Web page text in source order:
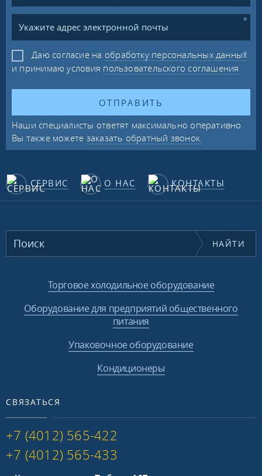
Даю согласие на обработку персональных данных
и принимаю условия пользовательского соглашения
ОТПРАВИТЬ
Наши специалисты ответят максимально оперативно.
Вы также можете заказать обратный звонок.
СЕРВИС О НАС КОНТАКТЫ
НАЙТИ
Торговое холодильное оборудование
Оборудование для предприятий общественного
питания
Упаковочное оборудование
Кондиционеры
СВЯЗАТЬСЯ
+7 (4012) 565-422
+7 (4012) 565-433